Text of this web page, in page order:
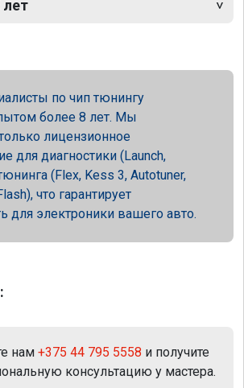
лет
по чип тюнингу
более 8 лет. Мы
лицензионное
для диагностики (Launch,
(Flex, Kess 3, Autotuner,
что гарантирует
для электроники вашего авто.
нам +375 44 795 5558 и получите
консультацию у мастера.